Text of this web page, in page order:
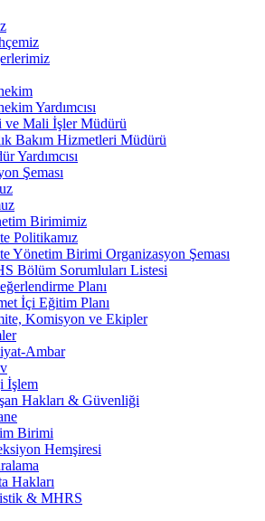
Yardımcısı
ve Mali İşler Müdürü
Bakım Hizmetleri Müdürü
Yardımcısı
Şeması
Birimimiz
Politikamız
Yönetim Birimi Organizasyon Şeması
Bölüm Sorumluları Listesi
Planı
İçi Eğitim Planı
Komisyon ve Ekipler
Ambar
İşlem
Hakları & Güvenliği
Birimi
Hemşiresi
Hakları
& MHRS